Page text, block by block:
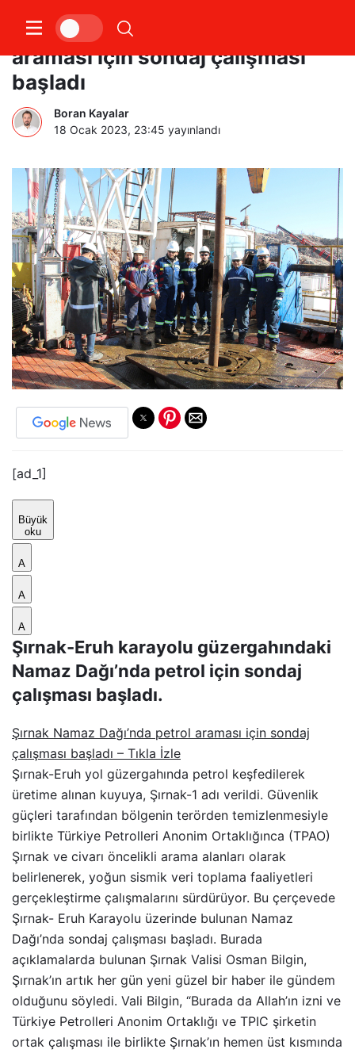
Şırnak Namaz Dağı’nda petrol
araması için sondaj çalışması
başladı
Boran Kayalar
18 Ocak 2023, 23:45 yayınlandı
[ad_1]
Büyük
oku
A
A
A
Şırnak-Eruh karayolu güzergahındaki
Namaz Dağı’nda petrol için sondaj
çalışması başladı.
Şırnak Namaz Dağı’nda petrol araması için sondaj
çalışması başladı – Tıkla İzle
Şırnak-Eruh yol güzergahında petrol keşfedilerek
üretime alınan kuyuya, Şırnak-1 adı verildi. Güvenlik
güçleri tarafından bölgenin terörden temizlenmesiyle
birlikte Türkiye Petrolleri Anonim Ortaklığınca (TPAO)
Şırnak ve civarı öncelikli arama alanları olarak
belirlenerek, yoğun sismik veri toplama faaliyetleri
gerçekleştirme çalışmalarını sürdürüyor. Bu çerçevede
Şırnak- Eruh Karayolu üzerinde bulunan Namaz
Dağı’nda sondaj çalışması başladı. Burada
açıklamalarda bulunan Şırnak Valisi Osman Bilgin,
Şırnak’ın artık her gün yeni güzel bir haber ile gündem
olduğunu söyledi. Vali Bilgin, “Burada da Allah’ın izni ve
Türkiye Petrolleri Anonim Ortaklığı ve TPIC şirketin
ortak çalışması ile birlikte Şırnak’ın hemen üst kısmında